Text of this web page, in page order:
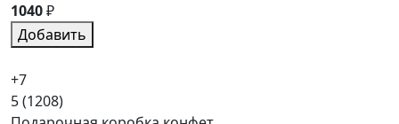
1040₽
Добавить
+7
5(1208)